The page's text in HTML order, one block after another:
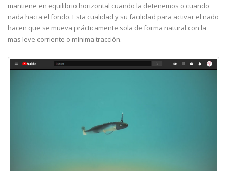
mantiene en equilibrio horizontal cuando la detenemos o cuando
nada hacia el fondo. Esta cualidad y su facilidad para activar el nado
hacen que se mueva prácticamente sola de forma natural con la
mas leve corriente o mínima tracción.